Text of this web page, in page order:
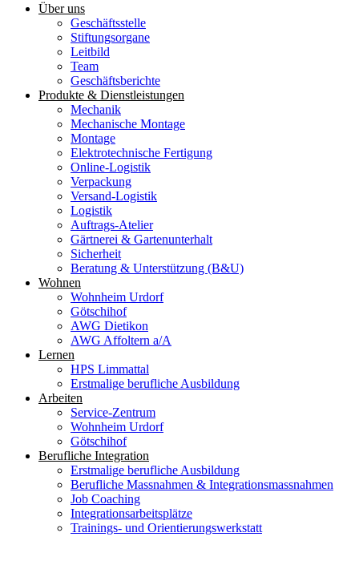
Über uns
Geschäftsstelle
Stiftungsorgane
Leitbild
Team
Geschäftsberichte
Produkte & Dienstleistungen
Mechanik
Mechanische Montage
Montage
Elektrotechnische Fertigung
Online-Logistik
Verpackung
Versand-Logistik
Logistik
Auftrags-Atelier
Gärtnerei & Gartenunterhalt
Sicherheit
Beratung & Unterstützung (B&U)
Wohnen
Wohnheim Urdorf
Götschihof
AWG Dietikon
AWG Affoltern a/A
Lernen
HPS Limmattal
Erstmalige berufliche Ausbildung
Arbeiten
Service-Zentrum
Wohnheim Urdorf
Götschihof
Berufliche Integration
Erstmalige berufliche Ausbildung
Berufliche Massnahmen & Integrationsmassnahmen
Job Coaching
Integrationsarbeitsplätze
Trainings- und Orientierungswerkstatt